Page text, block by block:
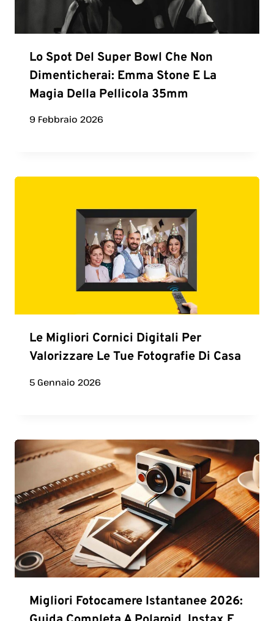
Lo Spot Del Super Bowl Che Non
Dimenticherai: Emma Stone E La
Magia Della Pellicola 35mm
9 Febbraio 2026
Le Migliori Cornici Digitali Per
Valorizzare Le Tue Fotografie Di Casa
5 Gennaio 2026
Migliori Fotocamere Istantanee 2026: